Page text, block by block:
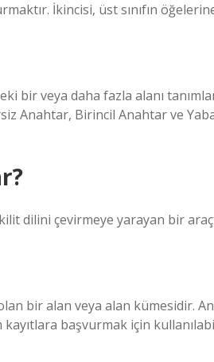
İkincisi, üst sınıfın
bir veya daha fazla alanı
Anahtar, Birincil Anahtar ve
dilini çevirmeye yarayan bir
bir alan veya alan kümesidir.
başvurmak için